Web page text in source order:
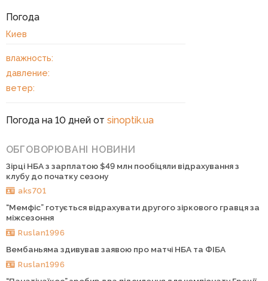
Погода
Киев
влажность:
давление:
ветер:
Погода на 10 дней от sinoptik.ua
ОБГОВОРЮВАНІ НОВИНИ
Зірці НБА з зарплатою $49 млн пообіцяли відрахування з
клубу до початку сезону
aks701
“Мемфіс” готується відрахувати другого зіркового гравця за
міжсезоння
Ruslan1996
Вембаньяма здивував заявою про матчі НБА та ФІБА
Ruslan1996